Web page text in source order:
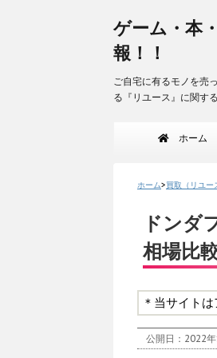
ゲーム・本
報！！
ご自宅に有るモノを売
る『リユース』に関す
ホーム
ホーム>買取（リユー
ドンダ
相場比
＊当サイト
公開日：2022